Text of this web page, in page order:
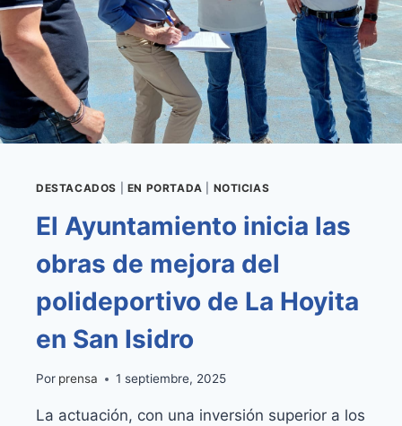
SANEAMIENTO
EN
EL
CASCO
DESTACADOS EN PORTADA NOTICIAS
El Ayuntamiento inicia las
obras de mejora del
polideportivo de La Hoyita
en San Isidro
Por prensa 1 septiembre, 2025
La actuación, con una inversión superior a los